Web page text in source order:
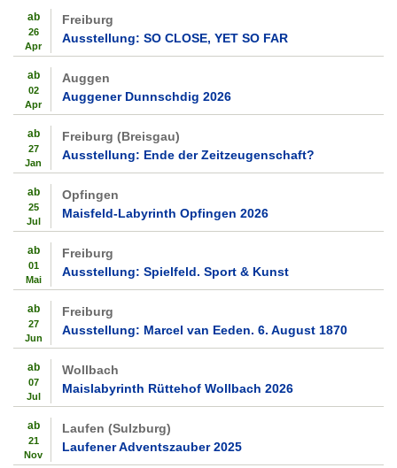
ab
26
Apr
Freiburg
Ausstellung: SO CLOSE, YET SO FAR
ab
02
Apr
Auggen
Auggener Dunnschdig 2026
ab
27
Jan
Freiburg (Breisgau)
Ausstellung: Ende der Zeitzeugenschaft?
ab
25
Jul
Opfingen
Maisfeld-Labyrinth Opfingen 2026
ab
01
Mai
Freiburg
Ausstellung: Spielfeld. Sport & Kunst
ab
27
Jun
Freiburg
Ausstellung: Marcel van Eeden. 6. August 1870
ab
07
Jul
Wollbach
Maislabyrinth Rüttehof Wollbach 2026
ab
21
Nov
Laufen (Sulzburg)
Laufener Adventszauber 2025